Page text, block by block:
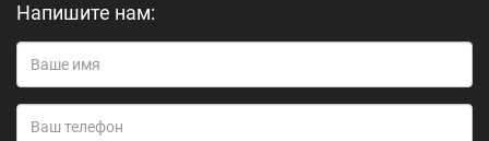
Напишите нам: